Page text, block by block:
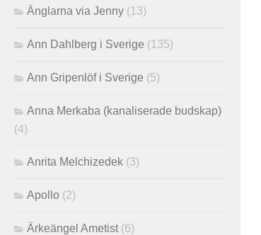
Änglarna via Jenny (13)
Ann Dahlberg i Sverige (135)
Ann Gripenlöf i Sverige (5)
Anna Merkaba (kanaliserade budskap)
(4)
Anrita Melchizedek (3)
Apollo (2)
Ärkeängel Ametist (6)